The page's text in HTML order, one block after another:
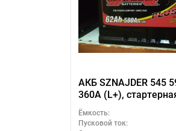
АКБ SZNAJDER 545
360А (L+),
для бензинового
Ёмкость:
Пусковой ток: